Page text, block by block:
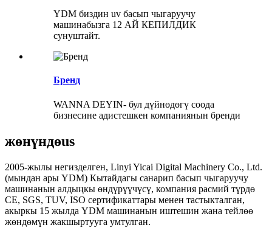
YDM биздин uv басып чыгаруучу
машинабызга 12 АЙ КЕПИЛДИК
сунуштайт.
Бренд
WANNA DEYIN- бул дүйнөдөгү соода
бизнесине адистешкен компаниянын бренди
жөнүндөus
2005-жылы негизделген, Linyi Yicai Digital Machinery Co., Ltd.
(мындан ары YDM) Кытайдагы санарип басып чыгаруучу
машинанын алдыңкы өндүрүүчүсү, компания расмий түрдө
CE, SGS, TUV, ISO сертификаттары менен тастыкталган,
акыркы 15 жылда YDM машинанын иштешин жана тейлөө
жөндөмүн жакшыртууга умтулган.